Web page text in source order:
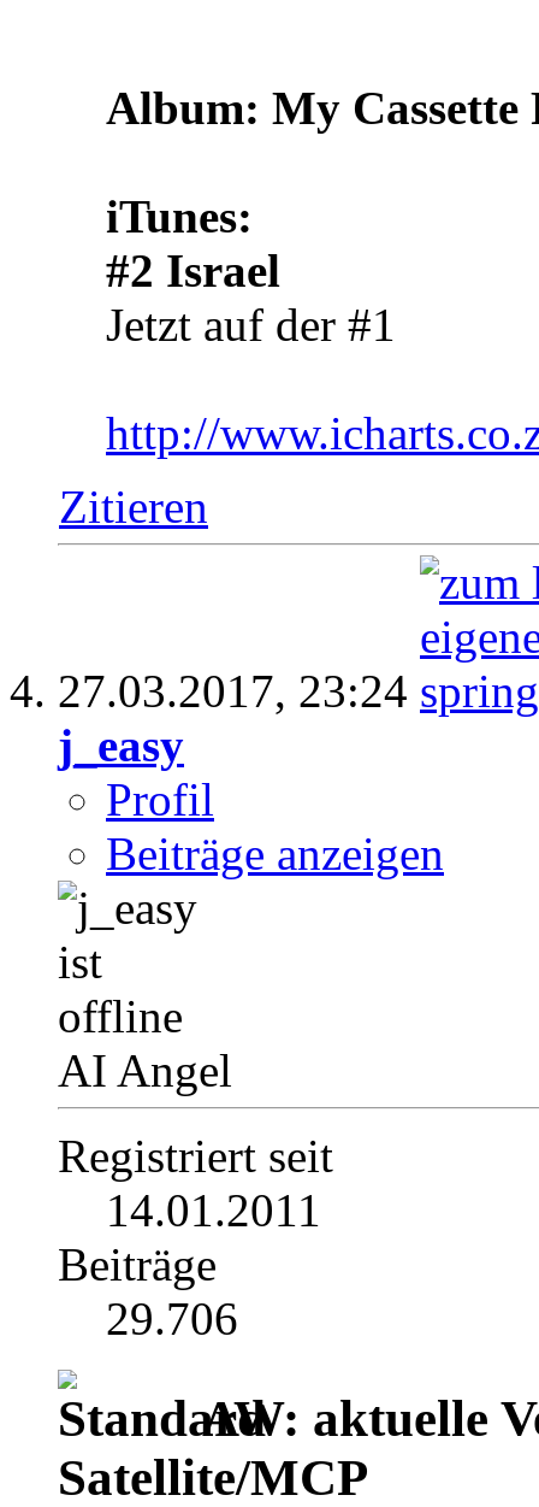
Album: My Cassette
iTunes:
#2 Israel
Jetzt auf der #1
http://
Zitieren
27.03.2017, 23:24
j_easy
Profil
Beiträge anzeigen
AI Angel
Registriert seit
14.01.2011
Beiträge
29.706
AW: aktuelle
Satellite/MCP